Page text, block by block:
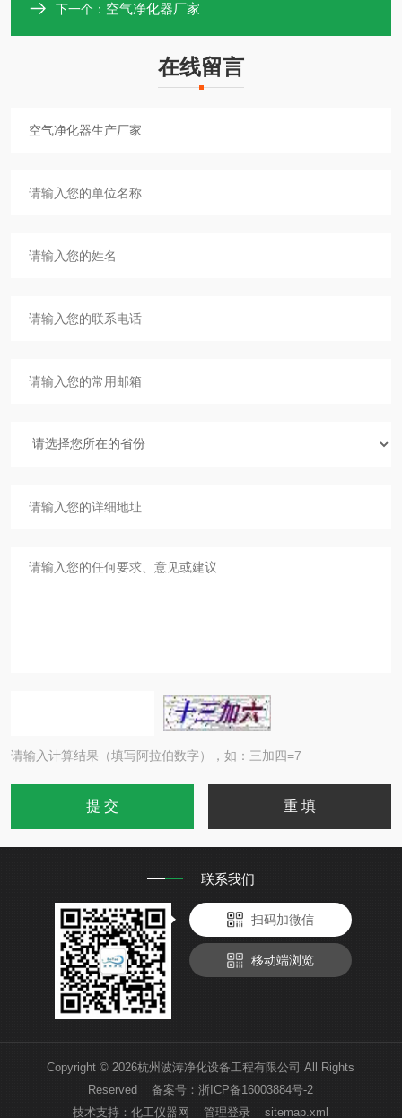
下一个： 空气净化器厂家
在线留言
请输入计算结果（填写阿拉伯数字），如：三加四=7
联系我们
扫码加微信
移动端浏览
Copyright © 2026杭州波涛净化设备工程有限公司 All Rights
Reserved 备案号：浙ICP备16003884号-2
技术支持：化工仪器网 管理登录 sitemap.xml